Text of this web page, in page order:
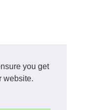
you get
website.